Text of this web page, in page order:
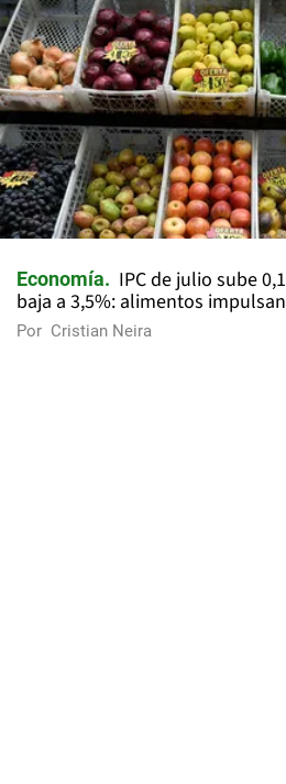
Economía
IPC de julio sube
baja a 3,5%: alimentos
Por Cristian Neira